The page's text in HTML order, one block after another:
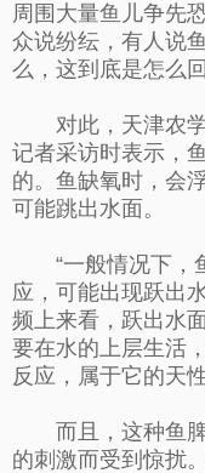
周围大量鱼儿争先
众说纷纭，有人说
么，这到底是怎么
对此，天津农学
记者采访时表示，
的。鱼缺氧时，会
可能跳出水面。
“一般情况下，
应，可能出现跃出
频上来看，跃出水
要在水的上层生活
反应，属于它的天性
而且，这种鱼脾
的刺激而受到惊扰